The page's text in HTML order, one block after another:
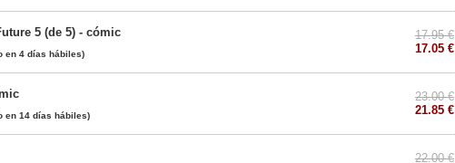
5 (de 5) - cómic
en 4 días hábiles)
17.95 €
17.05 €
en 14 días hábiles)
23.00 €
21.85 €
22.00 €